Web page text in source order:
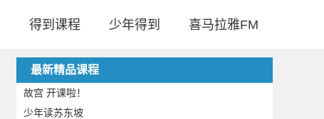
得到课程 少年得到 喜马拉雅FM
最新精品课程
故宫 开课啦！
少年读苏东坡